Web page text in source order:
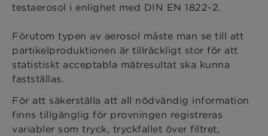
testaerosol i enlighet med DIN EN 1822-2.
Förutom typen av aerosol måste man se till att
partikelproduktionen är tillräckligt stor för att
statistiskt acceptabla mätresultat ska kunna
fastställas.
För att säkerställa att all nödvändig information
finns tillgänglig för provningen registreras
variabler som tryck, tryckfallet över filtret,